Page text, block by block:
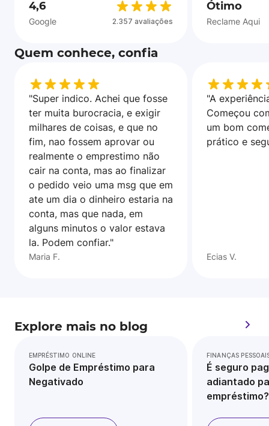
4,6
Google 2.357 avaliações
Ótimo
Reclame Aqui
Quem conhece, confia
"Super indico. Achei que fosse
ter muita burocracia, e exigir
milhares de coisas, e que no
fim, nao fossem aprovar ou
realmente o emprestimo não
cair na conta, mas ao finalizar
o pedido veio uma msg que em
ate um dia o dinheiro estaria na
conta, mas que nada, em
alguns minutos o valor estava
la. Podem confiar."
Maria F.
"A
Começou
um bom
prático e
Ecias V.
Explore mais no blog
EMPRÉSTIMO ONLINE
Golpe de Empréstimo para
Negativado
FINANÇAS
É seguro
adiantado
empréstimo?